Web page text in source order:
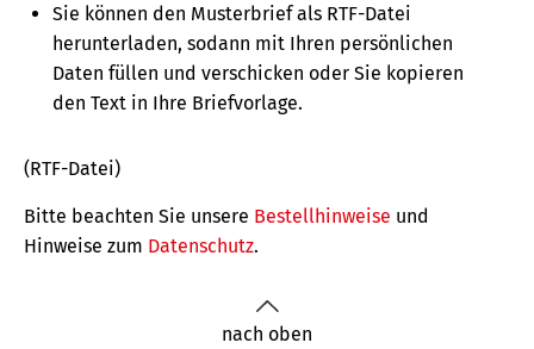
Sie können den Musterbrief als RTF-Datei
herunterladen, sodann mit Ihren persönlichen
Daten füllen und verschicken oder Sie kopieren
den Text in Ihre Briefvorlage.
(RTF-Datei)
Bitte beachten Sie unsere Bestellhinweise und
Hinweise zum Datenschutz.
nach oben